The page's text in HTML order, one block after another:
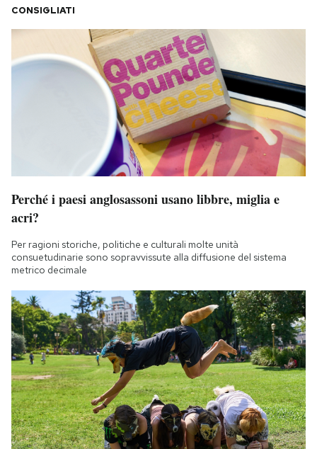
CONSIGLIATI
Perché i paesi anglosassoni usano libbre, miglia e
acri?
Per ragioni storiche, politiche e culturali molte unità
consuetudinarie sono sopravvissute alla diffusione del sistema
metrico decimale